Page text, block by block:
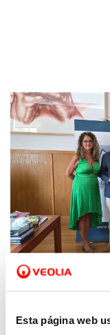
Esta página web
23 JUL 2026
Comunitat